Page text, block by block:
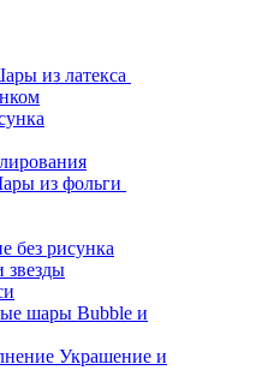
из латекса
из фольги
без рисунка
звезды
Bubble и
Украшение и